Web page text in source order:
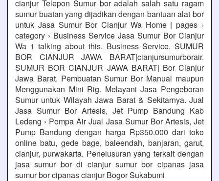
cianjur Telepon Sumur bor adalah salah satu ragam
sumur buatan yang dijadikan dengan bantuan alat bor
untuk Jasa Sumur Bor Cianjur Wa Home | pages ›
category › Business Service Jasa Sumur Bor Cianjur
Wa 1 talking about this. Business Service. SUMUR
BOR CIANJUR JAWA BARAT|cianjursumurborair.
SUMUR BOR CIANJUR JAWA BARAT| Bor Cianjur
Jawa Barat. Pembuatan Sumur Bor Manual maupun
Menggunakan Mini Rig. Melayani Jasa Pengeboran
Sumur untuk Wilayah Jawa Barat & Sekitarnya. Jual
Jasa Sumur Bor Artesis, Jet Pump Bandung Kab
Ledeng › Pompa Air Jual Jasa Sumur Bor Artesis, Jet
Pump Bandung dengan harga Rp350.000 dari toko
online batu, gede bage, baleendah, banjaran, garut,
cianjur, purwakarta. Penelusuran yang terkait dengan
jasa sumur bor di cianjur sumur bor cipanas jasa
sumur bor cipanas cianjur Bogor Sukabumi